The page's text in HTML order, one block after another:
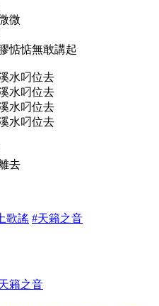
微
惦惦無敢講起
水叼位去
水叼位去
水叼位去
水叼位去
去
歌謠 #天籟之音
籟之音